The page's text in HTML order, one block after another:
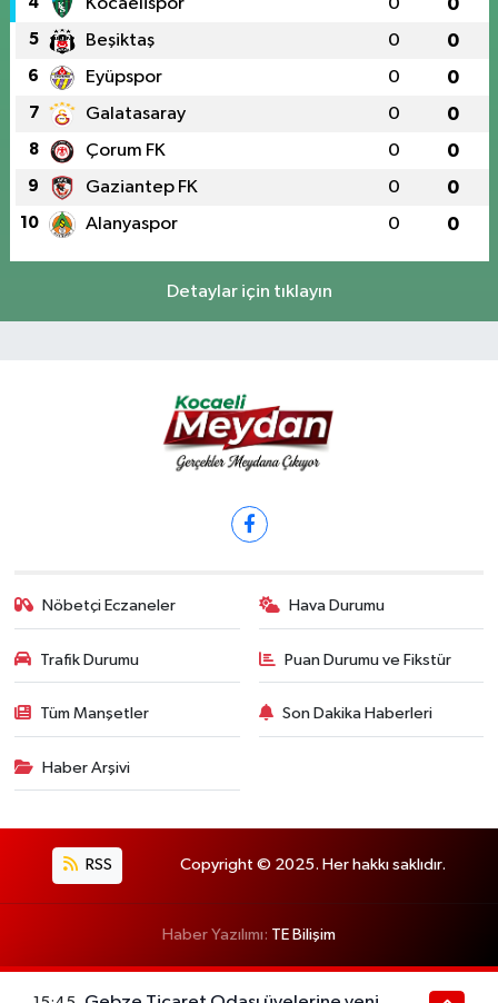
5 Beşiktaş 0 0
6 Eyüpspor 0 0
7 Galatasaray 0 0
8 Çorum FK 0 0
9 Gaziantep FK 0 0
10 Alanyaspor 0 0
Detaylar için tıklayın
Nöbetçi Eczaneler Hava Durumu
Trafik Durumu Puan Durumu ve Fikstür
Tüm Manşetler Son Dakika Haberleri
Haber Arşivi
RSS Copyright © 2025. Her hakkı saklıdır.
Haber Yazılımı: TE Bilişim